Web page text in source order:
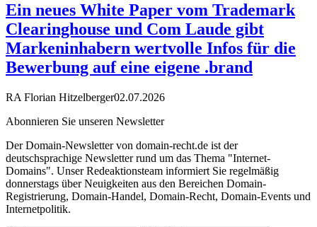
Ein neues White Paper vom Trademark
Clearinghouse und Com Laude gibt
Markeninhabern wertvolle Infos für die
Bewerbung auf eine eigene .brand
RA Florian Hitzelberger02.07.2026
Abonnieren Sie unseren Newsletter
Der Domain-Newsletter von domain-recht.de ist der
deutschsprachige Newsletter rund um das Thema "Internet-
Domains". Unser Redeaktionsteam informiert Sie regelmäßig
donnerstags über Neuigkeiten aus den Bereichen Domain-
Registrierung, Domain-Handel, Domain-Recht, Domain-Events und
Internetpolitik.